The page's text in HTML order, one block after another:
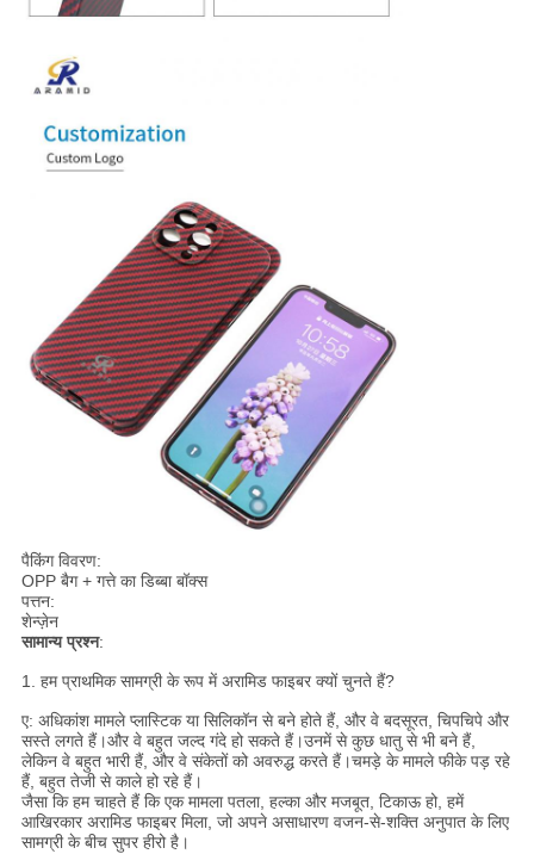
पैकिंग विवरण:
OPP बैग + गत्ते का डिब्बा बॉक्स
पत्तन:
शेन्ज़ेन
सामान्य प्रश्न:
1. हम प्राथमिक सामग्री के रूप में अरामिड फाइबर क्यों चुनते हैं?
ए: अधिकांश मामले प्लास्टिक या सिलिकॉन से बने होते हैं, और वे बदसूरत, चिपचिपे और
सस्ते लगते हैं।और वे बहुत जल्द गंदे हो सकते हैं।उनमें से कुछ धातु से भी बने हैं,
लेकिन वे बहुत भारी हैं, और वे संकेतों को अवरुद्ध करते हैं।चमड़े के मामले फीके पड़ रहे
हैं, बहुत तेजी से काले हो रहे हैं।
जैसा कि हम चाहते हैं कि एक मामला पतला, हल्का और मजबूत, टिकाऊ हो, हमें
आखिरकार अरामिड फाइबर मिला, जो अपने असाधारण वजन-से-शक्ति अनुपात के लिए
सामग्री के बीच सुपर हीरो है।